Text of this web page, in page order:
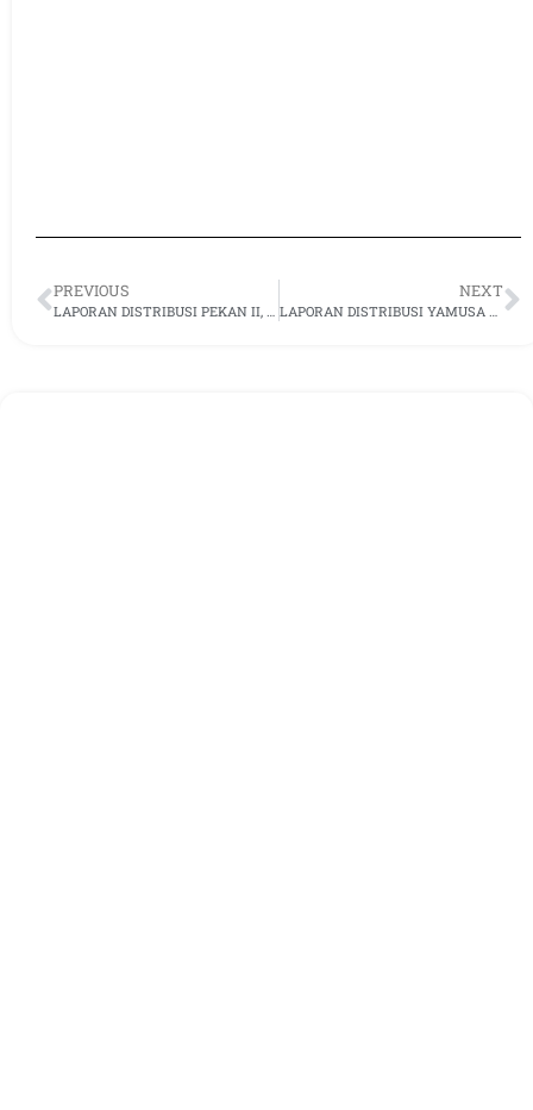
PREVIOUS
LAPORAN DISTRIBUSI PEKAN II, DESEMBER 2024 DI PANDEGLANG BANTEN
NEXT
LAPORAN DISTRIBUSI YAMUSA PEKAN IV, DESEMBER 2024